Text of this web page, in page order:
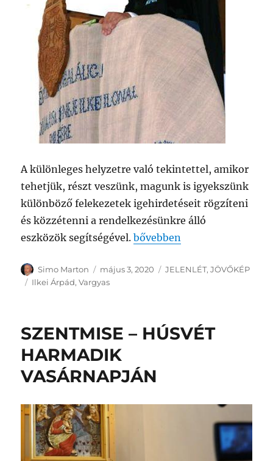
A különleges helyzetre való tekintettel, amikor
tehetjük, részt veszünk, magunk is igyekszünk
különböző felekezetek igehirdetéseit rögzíteni
és közzétenni a rendelkezésünkre álló
eszközök segítségével.„UNITÁRIUS
bővebben
Szerző
Simo Marton Közzétéve
május 3, 2020 Kategória
JELENLÉT,JÖVŐKÉP
Címke
Ilkei Árpád,Vargyas
SZENTMISE – HÚSVÉT
HARMADIK
VASÁRNAPJÁN